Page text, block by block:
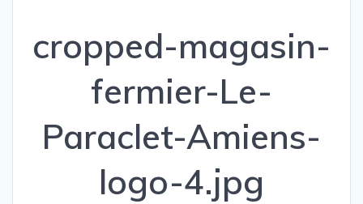
cropped-magasin-
fermier-Le-
Paraclet-Amiens-
logo-4.jpg